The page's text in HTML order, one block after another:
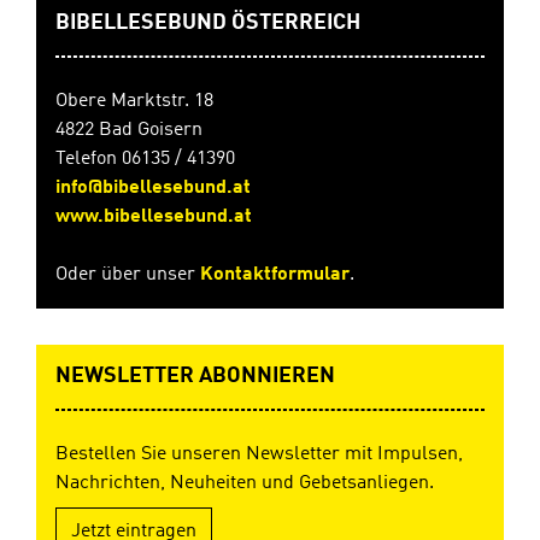
BIBELLESEBUND ÖSTERREICH
Obere Marktstr. 18
4822 Bad Goisern
Telefon 06135 / 41390
info@bibellesebund.at
www.bibellesebund.at
Oder über unser Kontaktformular.
NEWSLETTER ABONNIEREN
Bestellen Sie unseren Newsletter mit Impulsen,
Nachrichten, Neuheiten und Gebetsanliegen.
Jetzt eintragen